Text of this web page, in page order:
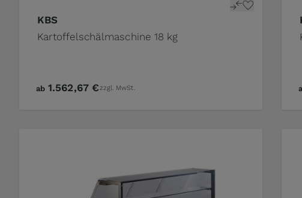
KBS
Kartoffelschälmaschine 18 kg
ab 1.562,67 €zzgl. MwSt.